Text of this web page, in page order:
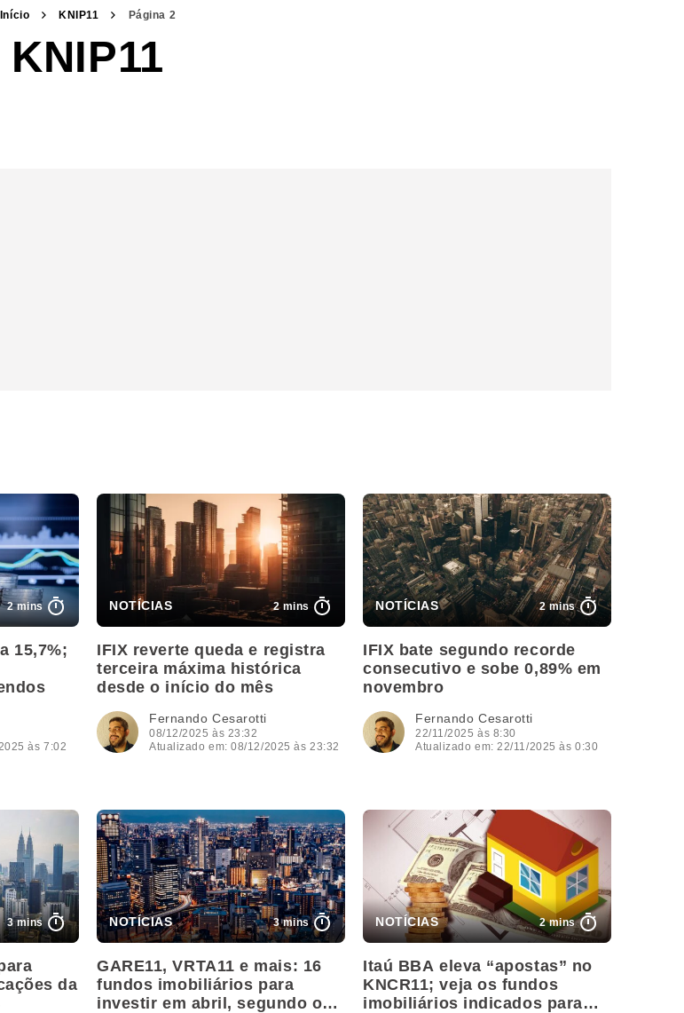
Início KNIP11 Página 2
KNIP11
2 mins
15,7%;
às 7:02
2 mins
IFIX reverte queda e registra
terceira máxima histórica
desde o início do mês
Fernando Cesarotti
08/12/2025 às 23:32
Atualizado em: 08/12/2025 às 23:32
2 mins
IFIX bate segundo recorde
consecutivo e sobe 0,89% em
novembro
Fernando Cesarotti
22/11/2025 às 8:30
Atualizado em: 22/11/2025 às 0:30
3 mins
da
3 mins
GARE11, VRTA11 e mais: 16
fundos imobiliários para
investir em abril, segundo o
2 mins
Itaú BBA eleva “apostas” no
KNCR11; veja os fundos
imobiliários indicados para